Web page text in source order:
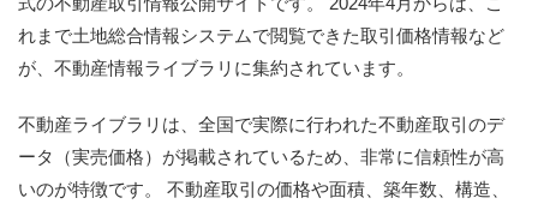
れまで土地総合情報システムで閲覧できた取引価格情報など
が、不動産情報ライブラリに集約されています。
不動産ライブラリは、全国で実際に行われた不動産取引のデ
ータ（実売価格）が掲載されているため、非常に信頼性が高
いのが特徴です。 不動産取引の価格や面積、築年数、構造、